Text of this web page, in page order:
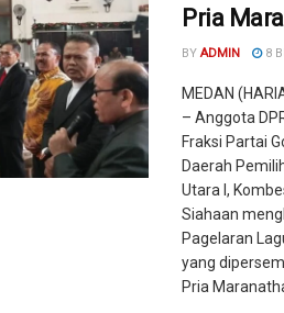
Pria
BY ADMIN 8
MEDAN
– Anggota
Fraksi Partai
Daerah
Utara I,
Siahaan
Pagelaran
yang
Pria Maranatha